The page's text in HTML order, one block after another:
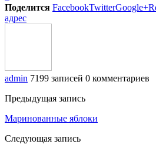
Поделится FacebookTwitterGoogle+
адрес
admin 7199 записей 0 комментариев
Предыдущая запись
Маринованные яблоки
Следующая запись